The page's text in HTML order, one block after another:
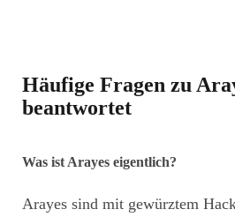
Häufige Fragen zu
beantwortet
Was ist Arayes eigentlich?
Arayes sind mit gewürztem